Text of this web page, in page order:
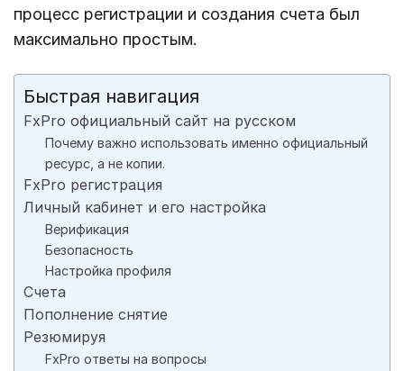
процесс регистрации и создания счета был
максимально простым.
Быстрая навигация
FxPro официальный сайт на русском
Почему важно использовать именно официальный
ресурс, а не копии.
FxPro регистрация
Личный кабинет и его настройка
Верификация
Безопасность
Настройка профиля
Счета
Пополнение снятие
Резюмируя
FxPro ответы на вопросы